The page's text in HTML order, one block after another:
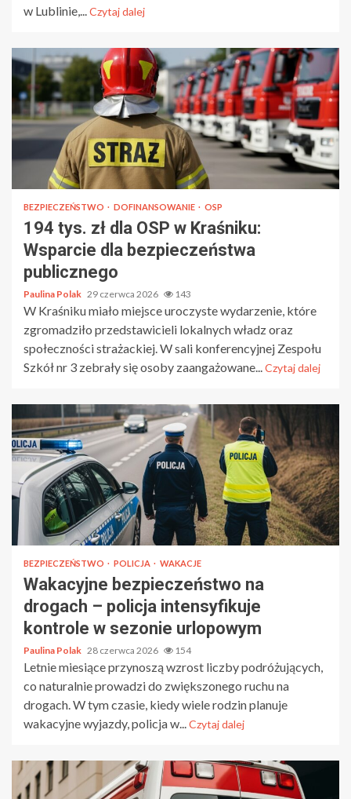
w Lublinie,...Czytaj dalej
BEZPIECZEŃSTWO DOFINANSOWANIE OSP
194 tys. zł dla OSP w Kraśniku:
Wsparcie dla bezpieczeństwa
publicznego
Paulina Polak 29 czerwca 2026 143
W Kraśniku miało miejsce uroczyste wydarzenie, które
zgromadziło przedstawicieli lokalnych władz oraz
społeczności strażackiej. W sali konferencyjnej Zespołu
Szkół nr 3 zebrały się osoby zaangażowane...Czytaj dalej
BEZPIECZEŃSTWO POLICJA WAKACJE
Wakacyjne bezpieczeństwo na
drogach – policja intensyfikuje
kontrole w sezonie urlopowym
Paulina Polak 28 czerwca 2026 154
Letnie miesiące przynoszą wzrost liczby podróżujących,
co naturalnie prowadzi do zwiększonego ruchu na
drogach. W tym czasie, kiedy wiele rodzin planuje
wakacyjne wyjazdy, policja w...Czytaj dalej